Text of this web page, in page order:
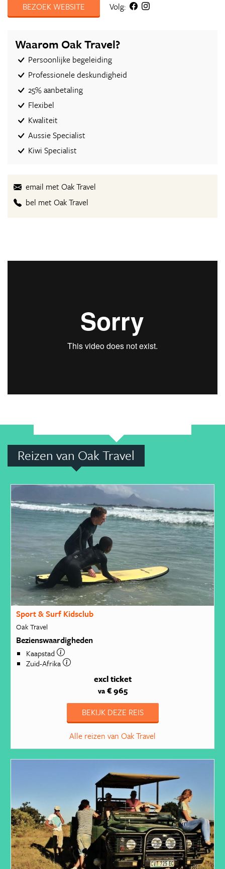
BEZOEK WEBSITE
Volg:
Waarom Oak Travel?
Persoonlijke begeleiding
Professionele deskundigheid
25% aanbetaling
Flexibel
Kwaliteit
Aussie Specialist
Kiwi Specialist
email met Oak Travel
bel met Oak Travel
Reizen van Oak Travel
Sport & Surf Kidsclub
Oak Travel
Bezienswaardigheden
Kaapstad
Zuid-Afrika
excl ticket
va€ 965
BEKIJK DEZE REIS
Alle reizen van Oak Travel